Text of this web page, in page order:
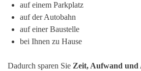
auf einem Parkplatz
auf der Autobahn
auf einer Baustelle
bei Ihnen zu Hause
Dadurch sparen Sie Zeit, Aufwand und